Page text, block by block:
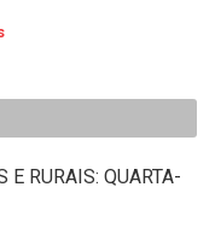
E RURAIS: QUARTA-